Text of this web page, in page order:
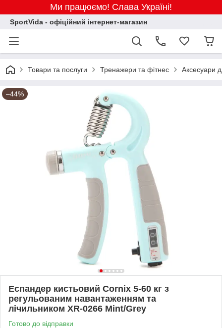
Ми працюємо! Слава Україні!
SportVida - офіційний інтернет-магазин
Товари та послуги Тренажери та фітнес Аксесуари
–44%
Еспандер кистьовий Cornix 5-60 кг з
регульованим навантаженням та
лічильником XR-0266 Mint/Grey
Готово до відправки